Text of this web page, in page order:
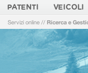
PATENTI VEICOLI
Servizi online // Ricerca e